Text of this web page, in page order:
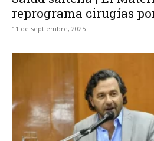
reprograma cirugías
11 de septiembre, 2025